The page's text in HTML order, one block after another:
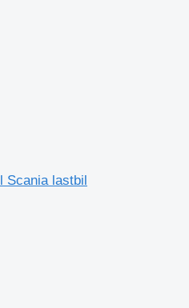
Scania lastbil